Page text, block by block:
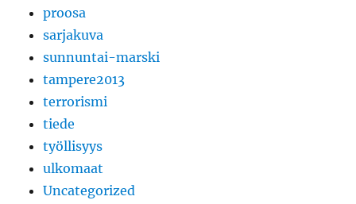
proosa
sarjakuva
sunnuntai-marski
tampere2013
terrorismi
tiede
työllisyys
ulkomaat
Uncategorized